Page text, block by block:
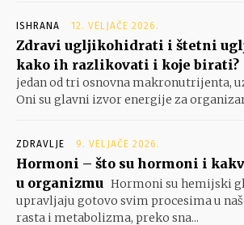
ISHRANA 12. VELJAČE 2026.
Zdravi ugljikohidrati i štetni
kako ih razlikovati i koje birati?
jedan od tri osnovna makronutrijenta,
Oni su glavni izvor energije za
ZDRAVLJE 9. VELJAČE 2026.
Hormoni – što su hormoni i
u organizmu Hormoni su hemijski
upravljaju gotovo svim procesima u
rasta i metabolizma, preko sna...